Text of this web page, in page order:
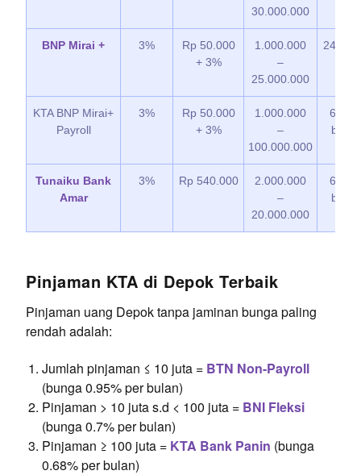
30.000.000
BNP Mirai + 3%
Rp 50.000
+ 3%
1.000.000
–
25.000.000
24
KTA BNP Mirai+
Payroll
3%
Rp 50.000
+ 3%
1.000.000
–
100.000.000
6 – 60
bulan
Tunaiku Bank
Amar
3% Rp 540.000
2.000.000
–
20.000.000
6 – 20
bulan
Pinjaman KTA di Depok Terbaik
Pinjaman uang Depok tanpa jaminan bunga paling
rendah adalah:
Jumlah pinjaman ≤ 10 juta = BTN Non-Payroll
(bunga 0.95% per bulan)
Pinjaman > 10 juta s.d < 100 juta = BNI Fleksi
(bunga 0.7% per bulan)
Pinjaman ≥ 100 juta = KTA Bank Panin (bunga
0.68% per bulan)